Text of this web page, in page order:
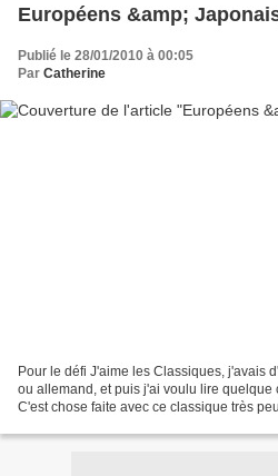
Européens &amp;
Publié le 28/01/2010 à 00:05
Par Catherine
Pour le défi J'aime les Classiques, j'avais
ou allemand, et puis j'ai voulu lire quelque
C'est chose faite avec ce classique très